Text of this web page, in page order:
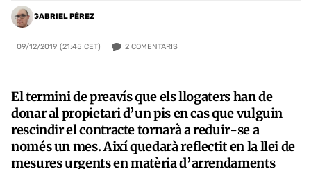
GABRIEL PÉREZ
09/12/2019 (21:45 CET) 2 COMENTARIS
El termini de preavís que els llogaters han de
donar al propietari d’un pis en cas que vulguin
rescindir el contracte tornarà a reduir-se a
només un mes. Així quedarà reflectit en la llei de
mesures urgents en matèria d’arrendaments